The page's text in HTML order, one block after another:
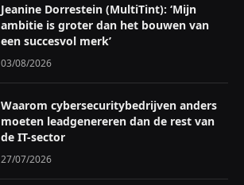
Jeanine Dorrestein (MultiTint): ‘Mijn
ambitie is groter dan het bouwen van
een succesvol merk’
03/08/2026
Waarom cybersecuritybedrijven anders
moeten leadgenereren dan de rest van
de IT-sector
27/07/2026